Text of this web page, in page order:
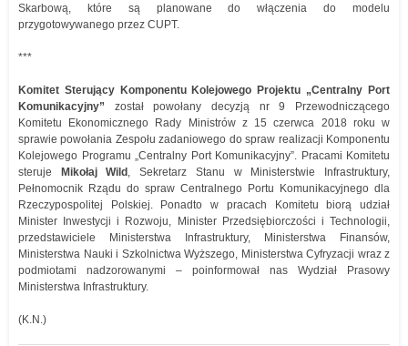
Skarbową, które są planowane do włączenia do modelu
przygotowywanego przez CUPT.
***
Komitet Sterujący Komponentu Kolejowego Projektu „Centralny Port
Komunikacyjny” został powołany decyzją nr 9 Przewodniczącego
Komitetu Ekonomicznego Rady Ministrów z 15 czerwca 2018 roku w
sprawie powołania Zespołu zadaniowego do spraw realizacji Komponentu
Kolejowego Programu „Centralny Port Komunikacyjny”. Pracami Komitetu
steruje
Mikołaj Wild , Sekretarz Stanu w Ministerstwie Infrastruktury,
Pełnomocnik Rządu do spraw Centralnego Portu Komunikacyjnego dla
Rzeczypospolitej Polskiej. Ponadto w pracach Komitetu biorą udział
Minister Inwestycji i Rozwoju, Minister Przedsiębiorczości i Technologii,
przedstawiciele Ministerstwa Infrastruktury, Ministerstwa Finansów,
Ministerstwa Nauki i Szkolnictwa Wyższego, Ministerstwa Cyfryzacji wraz z
podmiotami nadzorowanymi – poinformował nas Wydział Prasowy
Ministerstwa Infrastruktury.
(K.N.)